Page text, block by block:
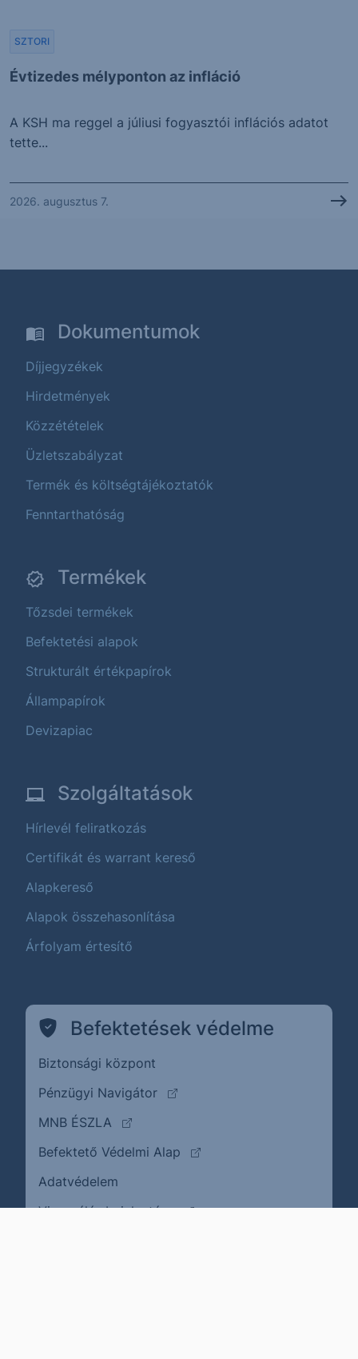
Évtizedes mélyponton az infláció
SZTORI
A KSH ma reggel a júliusi fogyasztói inflációs adatot
tette...
2026. augusztus 7.
Dokumentumok
Díjjegyzékek
Hirdetmények
Közzétételek
Üzletszabályzat
Termék és költségtájékoztatók
Fenntarthatóság
Termékek
Tőzsdei termékek
Befektetési alapok
Strukturált értékpapírok
Állampapírok
Devizapiac
Szolgáltatások
Hírlevél feliratkozás
Certifikát és warrant kereső
Alapkereső
Alapok összehasonlítása
Árfolyam értesítő
Befektetések védelme
Biztonsági központ
Pénzügyi Navigátor
(külső oldalra ugrik)
MNB ÉSZLA
(külső oldalra ugrik)
Befektető Védelmi Alap
(külső oldalra ugrik)
Adatvédelem
Visszaélés bejelentése(külső oldalra ugrik)